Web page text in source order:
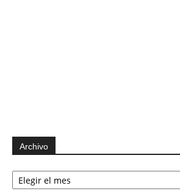
Archivo
Archivo